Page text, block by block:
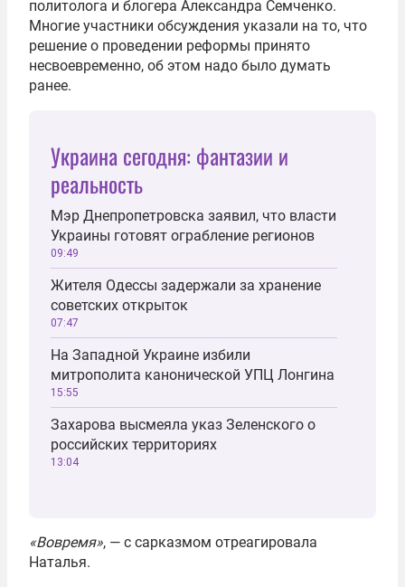
политолога и блогера Александра Семченко.
Многие участники обсуждения указали на то, что
решение о проведении реформы принято
несвоевременно, об этом надо было думать
ранее.
Украина сегодня: фантазии и
реальность
Мэр Днепропетровска заявил, что власти
Украины готовят ограбление регионов
09:49
Жителя Одессы задержали за хранение
советских открыток
07:47
На Западной Украине избили
митрополита канонической УПЦ Лонгина
15:55
Захарова высмеяла указ Зеленского о
российских территориях
13:04
«Вовремя», — с сарказмом отреагировала
Наталья.